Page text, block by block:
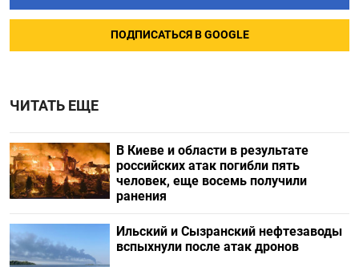
ПОДПИСАТЬСЯ В GOOGLE
ЧИТАТЬ ЕЩЕ
В Киеве и области в результате
российских атак погибли пять
человек, еще восемь получили
ранения
Ильский и Сызранский нефтезаводы
вспыхнули после атак дронов